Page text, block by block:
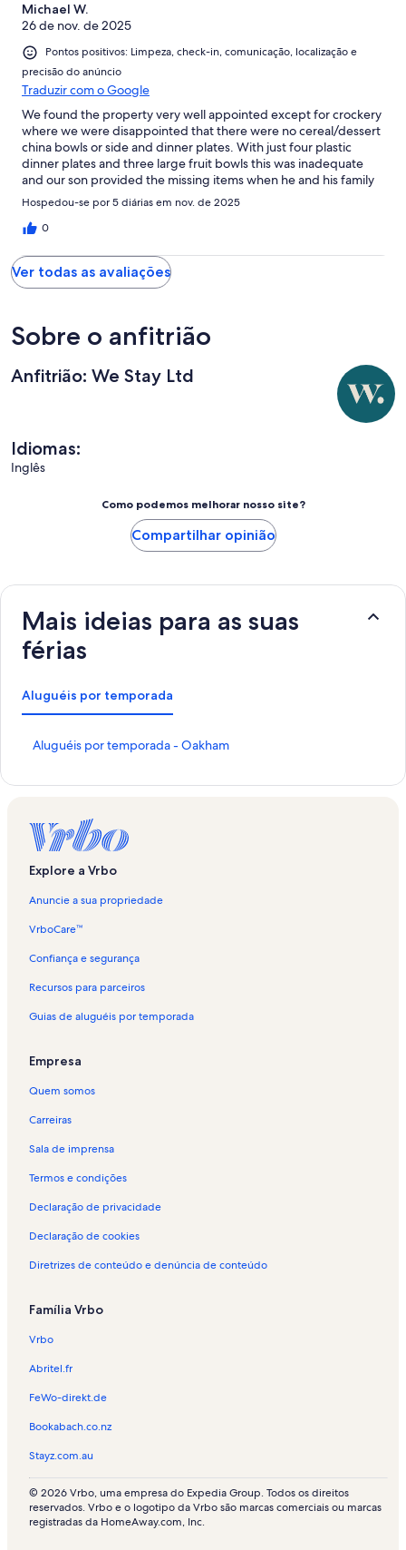
Michael W.
26 de nov. de 2025
Pontos positivos: Limpeza, check-in, comunicação, localização e
precisão do anúncio
Traduzir com o Google
We found the property very well appointed except for crockery
where we were disappointed that there were no cereal/dessert
china bowls or side and dinner plates. With just four plastic
dinner plates and three large fruit bowls this was inadequate
and our son provided the missing items when he and his family
arrived on Saturday.Also when we arrived we were surprised to
note that the washing machine was full of what appeared to be
white linen bedding and the machine flashing to note the end
locked. However, we did not need to use the washing
machine.Finally, we had a second door key cut as for some of
the time our son's family stayed with us they needed to return to
attached to the key ring placed in the secure locked key
compartment.Overall we would be happy to recommend the
convenient location in StamfordGill & Michael Webb
Hospedou-se por 5 diárias em nov. de 2025
0
Ver todas as avaliações
Sobre o anfitrião
Anfitrião: We Stay Ltd
Idiomas:
Inglês
Como podemos melhorar nosso site?
Compartilhar opinião
Mais ideias para as suas
férias
Aluguéis por temporada
Aluguéis por temporada - Oakham
L
u
e
b
e
e
t
p
g
n
a
:
l
g
é
i
p
r
m
o
r
d
-
a
h
a
m
Explore a Vrbo
Anuncie a sua propriedade
VrboCare™
Confiança e segurança
Recursos para parceiros
Guias de aluguéis por temporada
Empresa
Quem somos
Carreiras
Sala de imprensa
Termos e condições
Declaração de privacidade
Declaração de cookies
Diretrizes de conteúdo e denúncia de conteúdo
Família Vrbo
Vrbo
Abritel.fr
FeWo-direkt.de
Bookabach.co.nz
Stayz.com.au
© 2026 Vrbo, uma empresa do Expedia Group. Todos os direitos
reservados. Vrbo e o logotipo da Vrbo são marcas comerciais ou marcas
registradas da HomeAway.com, Inc.